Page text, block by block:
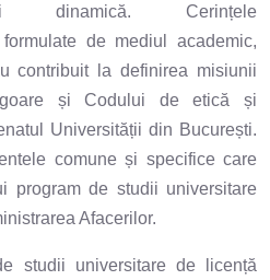
Cerințele
de mediul academic,
contribuit la definirea misiunii
și Codului de etică și
Universității din București.
comune și specifice care
program de studii universitare
Afacerilor.
studii universitare de licență